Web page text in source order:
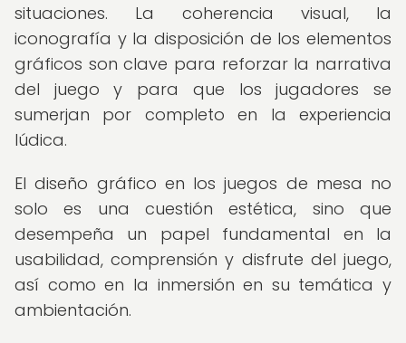
situaciones. La coherencia visual, la
iconografía y la disposición de los elementos
gráficos son clave para reforzar la narrativa
del juego y para que los jugadores se
sumerjan por completo en la experiencia
lúdica.
El diseño gráfico en los juegos de mesa no
solo es una cuestión estética, sino que
desempeña un papel fundamental en la
usabilidad, comprensión y disfrute del juego,
así como en la inmersión en su temática y
ambientación.